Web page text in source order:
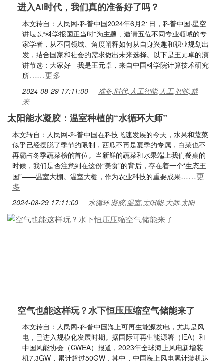
进入AI时代，我们真的准备好了吗？
本文转自：人民网-科普中国2024年6月21日，科普中国·星空
讲坛以“科学报国正当时”为主题，邀请五位不同专业领域的专
家学者，从不同领域、角度阐释如何从自身兴趣和职业规划出
发，结合国家和社会的需求做出未来选择。以下是王元卓的演
讲节选：大家好，我是王元卓，来自中国科学院计算技术研究
所……更多
2024-08-29 17:11:00
准备,时代,人工智能,人工,智能,越
来
太阳能水凝胶：温室种植的“水循环大师”
本文转自：人民网-科普中国在科技飞速发展的今天，水果和蔬菜
似乎已经摆脱了季节的限制，西瓜不再是夏季的专属，白菜也不
再霸占冬季蔬菜榜的首位。当新鲜的蔬菜和水果端上我们餐桌的
时候，我们是否注意到在这份“美食”的背后，存在着一个“生态王
国”——温室大棚。温室大棚，作为农业科技的重要成果……更
多
2024-08-29 17:11:00 水循环,凝胶,温室,太阳能,大师,太阳
空气也能这样玩？水下恒压压缩空气储能来了
本文转自：人民网-科普中国海上可再生能源发电，尤其是风
电，已进入规模化发展时期。据国际可再生能源署（IEA）和
中国风能协会（CWEA）报道，2023年全球海上风电新增装
机7.3GW，累计超过50GW，其中，中国海上风电累计装机达